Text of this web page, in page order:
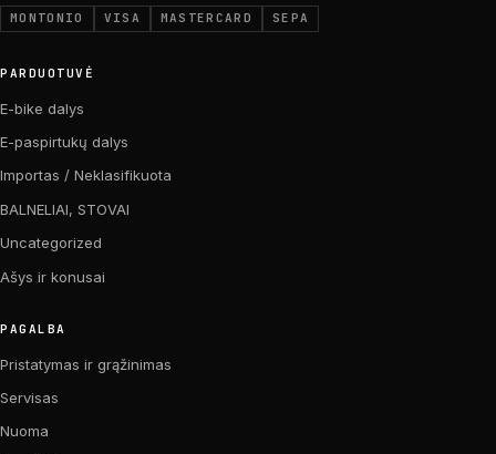
MONTONIO VISA MASTERCARD SEPA
PARDUOTUVĖ
E-bike dalys
E-paspirtukų dalys
Importas / Neklasifikuota
BALNELIAI, STOVAI
Uncategorized
Ašys ir konusai
PAGALBA
Pristatymas ir grąžinimas
Servisas
Nuoma